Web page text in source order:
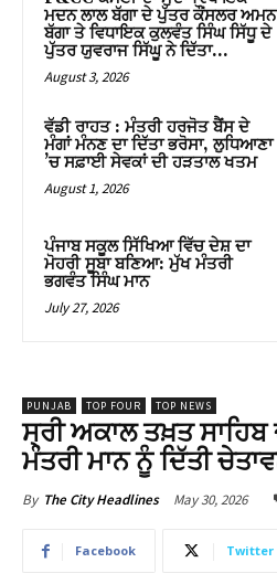
ਮਦਨ ਲਾਲ ਬੱਗਾ ਦੇ ਪੁੱਤਰ ਕੌਂਸਲਰ ਅਮਨ
ਬੱਗਾ ਤੇ ਵਿਧਾਇਕ ਕੁਲਵੰਤ ਸਿੰਘ ਸਿੱਧੂ ਦੇ
ਪੁੱਤਰ ਯੁਵਰਾਜ ਸਿੱਘੂ ਨੇ ਦਿੱਤਾ...
August 3, 2026
ਵੱਡੀ ਰਾਹਤ : ਮੰਤਰੀ ਹਰਜੋਤ ਬੈਂਸ ਦੇ
ਮੰਗਾਂ ਮੰਨਣ ਦਾ ਦਿੱਤਾ ਭਰੋਸਾ, ਲੁਧਿਆਣਾ
’ਚ ਸਫ਼ਾਈ ਸੇਵਕਾਂ ਦੀ ਹੜਤਾਲ ਖਤਮ
August 1, 2026
ਪੰਜਾਬ ਸਕੂਲ ਸਿੱਖਿਆ ਵਿੱਚ ਦੇਸ਼ ਦਾ
ਮੋਹਰੀ ਸੂਬਾ ਬਣਿਆ: ਮੁੱਖ ਮੰਤਰੀ
ਭਗਵੰਤ ਸਿੰਘ ਮਾਨ
July 27, 2026